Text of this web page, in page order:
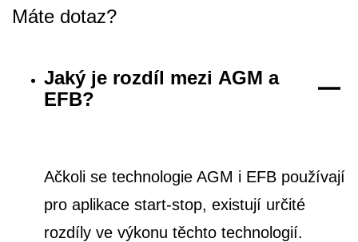
Máte dotaz?
Jaký je rozdíl mezi AGM a
EFB?
Ačkoli se technologie AGM i EFB používají
pro aplikace start-stop, existují určité
rozdíly ve výkonu těchto technologií.